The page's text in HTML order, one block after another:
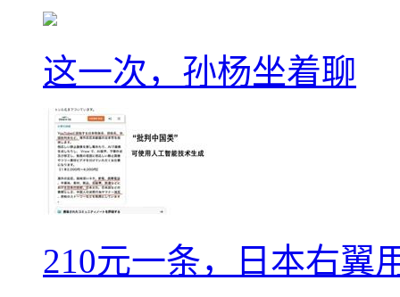
这一次，孙杨坐着聊
210元一条，日本右翼